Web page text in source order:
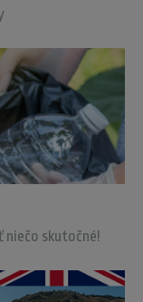
niečo skutočné!